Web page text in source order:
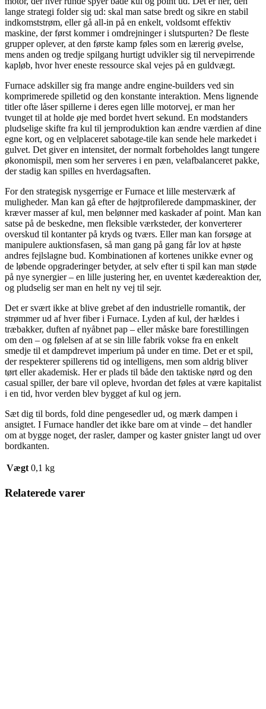
lange strategi folder sig ud: skal man satse bredt og sikre en stabil
indkomststrøm, eller gå all-in på en enkelt, voldsomt effektiv
maskine, der først kommer i omdrejninger i slutspurten? De fleste
grupper oplever, at den første kamp føles som en lærerig øvelse,
mens anden og tredje spilgang hurtigt udvikler sig til nervepirrende
kapløb, hvor hver eneste ressource skal vejes på en guldvægt.
Furnace adskiller sig fra mange andre engine-builders ved sin
komprimerede spilletid og den konstante interaktion. Mens lignende
titler ofte låser spillerne i deres egen lille motorvej, er man her
tvunget til at holde øje med bordet hvert sekund. En modstanders
pludselige skifte fra kul til jernproduktion kan ændre værdien af dine
egne kort, og en velplaceret sabotage-tile kan sende hele markedet i
gulvet. Det giver en intensitet, der normalt forbeholdes langt tungere
økonomispil, men som her serveres i en pæn, velafbalanceret pakke,
der stadig kan spilles en hverdagsaften.
For den strategisk nysgerrige er Furnace et lille mesterværk af
muligheder. Man kan gå efter de højtprofilerede dampmaskiner, der
kræver masser af kul, men belønner med kaskader af point. Man kan
satse på de beskedne, men fleksible værksteder, der konverterer
overskud til kontanter på kryds og tværs. Eller man kan forsøge at
manipulere auktionsfasen, så man gang på gang får lov at høste
andres fejlslagne bud. Kombinationen af kortenes unikke evner og
de løbende opgraderinger betyder, at selv efter ti spil kan man støde
på nye synergier – en lille justering her, en uventet kædereaktion der,
og pludselig ser man en helt ny vej til sejr.
Det er svært ikke at blive grebet af den industrielle romantik, der
strømmer ud af hver fiber i Furnace. Lyden af kul, der hældes i
træbakker, duften af nyåbnet pap – eller måske bare forestillingen
om den – og følelsen af at se sin lille fabrik vokse fra en enkelt
smedje til et dampdrevet imperium på under en time. Det er et spil,
der respekterer spillerens tid og intelligens, men som aldrig bliver
tørt eller akademisk. Her er plads til både den taktiske nørd og den
casual spiller, der bare vil opleve, hvordan det føles at være kapitalist
i en tid, hvor verden blev bygget af kul og jern.
Sæt dig til bords, fold dine pengesedler ud, og mærk dampen i
ansigtet. I Furnace handler det ikke bare om at vinde – det handler
om at bygge noget, der rasler, damper og kaster gnister langt ud over
bordkanten.
Vægt 0,1 kg
Relaterede varer